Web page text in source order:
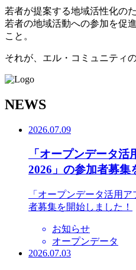
若者が提案する地域活性化の
若者の地域活動への参加を促
こと。
それが、エル・コミュニティ
NEWS
2026.07.09
「オープンデータ
2026」の参加者募集
「オープンデータ活用
者募集を開始しました！
お知らせ
オープンデータ
2026.07.03